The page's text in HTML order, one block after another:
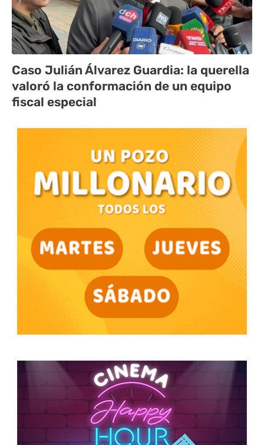
Caso Julián Álvarez Guardia: la querella
valoró la conformación de un equipo
fiscal especial